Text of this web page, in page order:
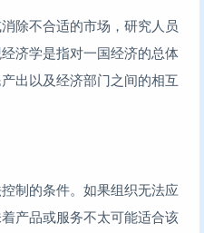
除不合适的市场，研究人员
济学是指对一国经济的总体
出以及经济部门之间的相互
制的条件。如果组织无法应
产品或服务不太可能适合该